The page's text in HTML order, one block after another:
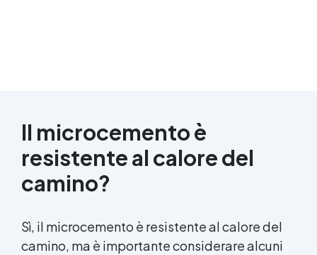
Il microcemento è
resistente al calore del
camino?
Sì, il microcemento è resistente al calore del
camino, ma è importante considerare alcuni